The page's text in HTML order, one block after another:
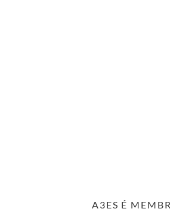
A3ES É